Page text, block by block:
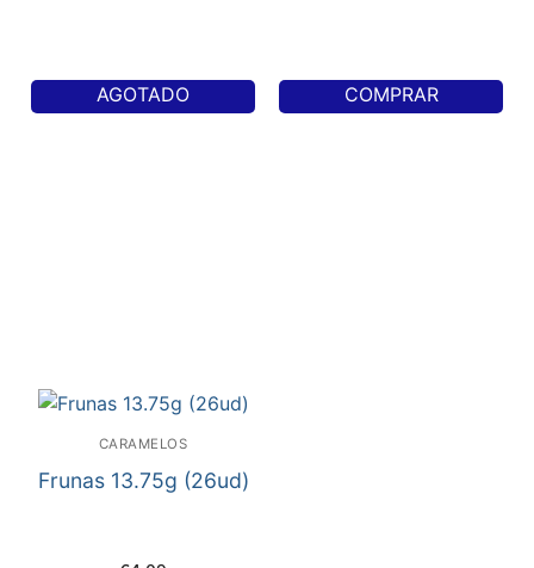
AGOTADO COMPRAR
CARAMELOS
Frunas 13.75g (26ud)